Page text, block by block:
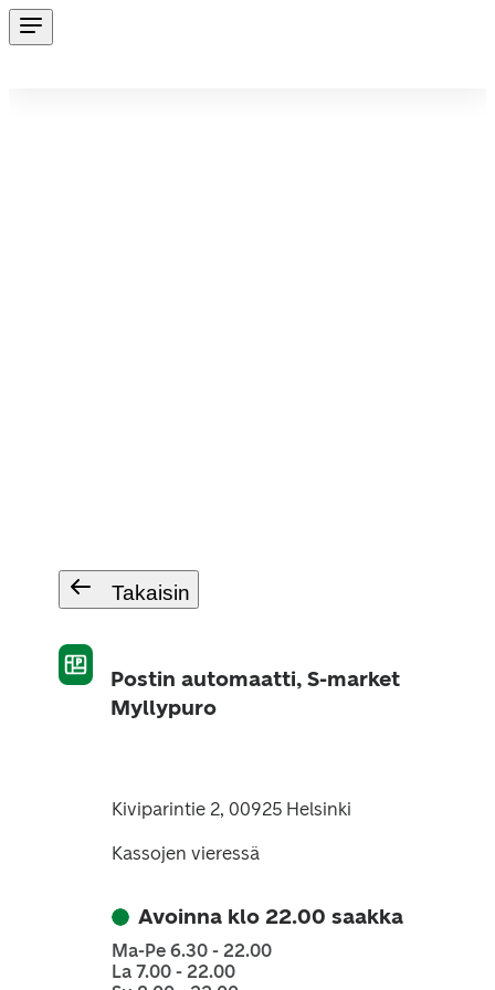
Takaisin
Postin automaatti, S-market
Myllypuro
Kiviparintie 2, 00925 Helsinki
Kassojen vieressä
Avoinna klo 22.00 saakka
Ma-Pe 6.30 - 22.00
La 7.00 - 22.00